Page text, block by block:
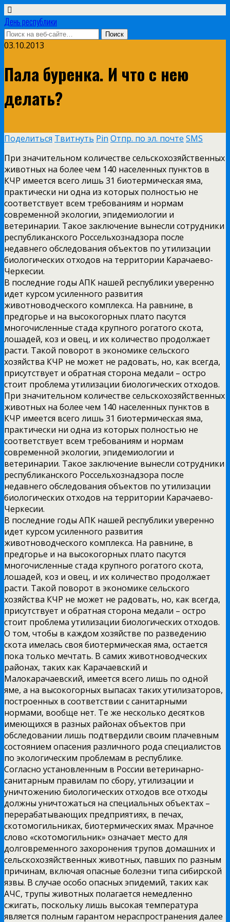
День республики
03.10.2013
Пала буренка. И что с нею
делать?
Поделиться Твитнуть Pin Отпр. по эл. почте SMS
При значительном количестве сельскохозяйственных
животных на более чем 140 населенных пунктов в
КЧР имеется всего лишь 31 биотермическая яма,
практически ни одна из которых полностью не
соответствует всем требованиям и нормам
современной экологии, эпидемиологии и
ветеринарии. Такое заключение вынесли сотрудники
республиканского Россельхознадзора после
недавнего обследования объектов по утилизации
биологических отходов на территории Карачаево-
Черкесии.
В последние годы АПК нашей республики уверенно
идет курсом усиленного развития
животноводческого комплекса. На равнине, в
предгорье и на высокогорных плато пасутся
многочисленные стада крупного рогатого скота,
лошадей, коз и овец, и их количество продолжает
расти. Такой поворот в экономике сельского
хозяйства КЧР не может не радовать, но, как всегда,
присутствует и обратная сторона медали – остро
стоит проблема утилизации биологических отходов.
При значительном количестве сельскохозяйственных
животных на более чем 140 населенных пунктов в
КЧР имеется всего лишь 31 биотермическая яма,
практически ни одна из которых полностью не
соответствует всем требованиям и нормам
современной экологии, эпидемиологии и
ветеринарии. Такое заключение вынесли сотрудники
республиканского Россельхознадзора после
недавнего обследования объектов по утилизации
биологических отходов на территории Карачаево-
Черкесии.
В последние годы АПК нашей республики уверенно
идет курсом усиленного развития
животноводческого комплекса. На равнине, в
предгорье и на высокогорных плато пасутся
многочисленные стада крупного рогатого скота,
лошадей, коз и овец, и их количество продолжает
расти. Такой поворот в экономике сельского
хозяйства КЧР не может не радовать, но, как всегда,
присутствует и обратная сторона медали – остро
стоит проблема утилизации биологических отходов.
О том, чтобы в каждом хозяйстве по разведению
скота имелась своя биотермическая яма, остается
пока только мечтать. В самих животноводческих
районах, таких как Карачаевский и
Малокарачаевский, имеется всего лишь по одной
яме, а на высокогорных выпасах таких утилизаторов,
построенных в соответствии с санитарными
нормами, вообще нет. Те же несколько десятков
имеющихся в разных районах объектов при
обследовании лишь подтвердили своим плачевным
состоянием опасения различного рода специалистов
по экологическим проблемам в республике.
Согласно установленным в России ветеринарно-
санитарным правилам по сбору, утилизации и
уничтожению биологических отходов все отходы
должны уничтожаться на специальных объектах –
перерабатывающих предприятиях, в печах,
скотомогильниках, биотермических ямах. Мрачное
слово «скотомогильник» означает место для
долговременного захоронения трупов домашних и
сельскохозяйственных животных, павших по разным
причинам, включая опасные болезни типа сибирской
язвы. В случае особо опасных эпидемий, таких как
АЧС, трупы животных полагается немедленно
сжигать, поскольку лишь высокая температура
является полным гарантом нераспространения далее